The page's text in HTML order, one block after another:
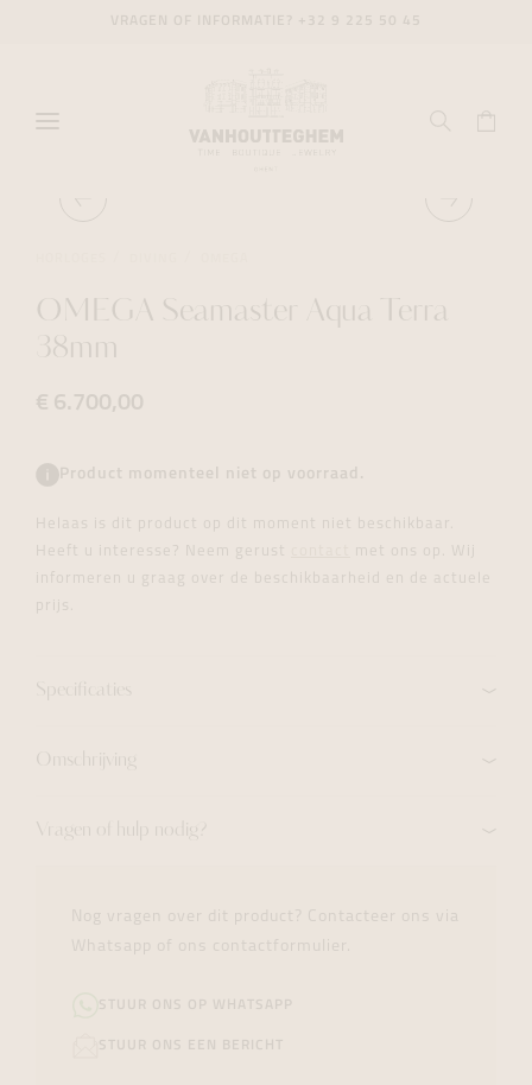
OMEGA Seamaster Aqua Terra
38mm
€ 6.700,00
Product momenteel niet op voorraad.
Helaas is dit product op dit moment niet beschikbaar.
Heeft u interesse? Neem gerust
met ons op. Wij
informeren u graag over de beschikbaarheid en de actuele
prijs.
Specificaties
Omschrijving
Vragen of hulp nodig?